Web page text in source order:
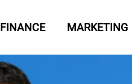
FINANCE MARKETING